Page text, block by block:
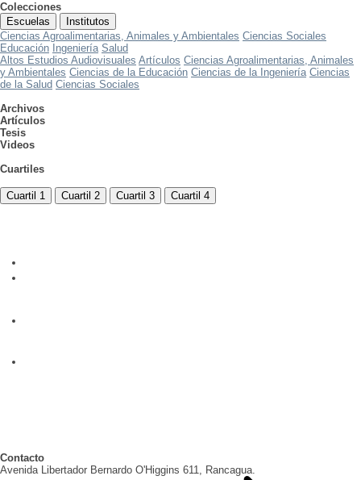
Colecciones
Escuelas
Institutos
Ciencias Agroalimentarias, Animales y Ambientales Ciencias Sociales
Educación Ingeniería Salud
Altos Estudios Audiovisuales Artículos Ciencias Agroalimentarias, Animales
y Ambientales Ciencias de la Educación Ciencias de la Ingeniería Ciencias
de la Salud Ciencias Sociales
Archivos
Artículos
Tesis
Videos
Cuartiles
Cuartil 1 Cuartil 2 Cuartil 3 Cuartil 4
Contacto
Avenida Libertador Bernardo O'Higgins 611, Rancagua.